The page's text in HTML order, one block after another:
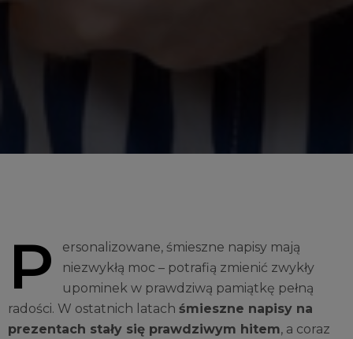
P
ersonalizowane, śmieszne napisy mają
niezwykłą moc – potrafią zmienić zwykły
upominek w prawdziwą pamiątkę pełną
radości. W ostatnich latach śmieszne napisy na
prezentach stały się prawdziwym hitem, a coraz